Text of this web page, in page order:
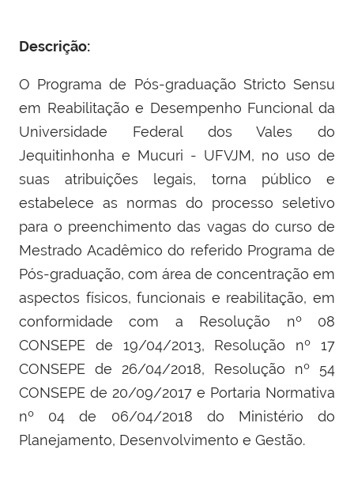
Descrição:
O Programa de Pós-graduação Stricto Sensu
em Reabilitação e Desempenho Funcional da
Universidade Federal dos Vales do
Jequitinhonha e Mucuri - UFVJM, no uso de
suas atribuições legais, torna público e
estabelece as normas do processo seletivo
para o preenchimento das vagas do curso de
Mestrado Acadêmico do referido Programa de
Pós-graduação, com área de concentração em
aspectos físicos, funcionais e reabilitação, em
conformidade com a Resolução nº 08
CONSEPE de 19/04/2013, Resolução nº 17
CONSEPE de 26/04/2018, Resolução nº 54
CONSEPE de 20/09/2017 e Portaria Normativa
nº 04 de 06/04/2018 do Ministério do
Planejamento, Desenvolvimento e Gestão.